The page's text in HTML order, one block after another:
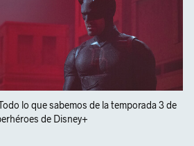
lo que sabemos de la temporada 3 de
de Disney+